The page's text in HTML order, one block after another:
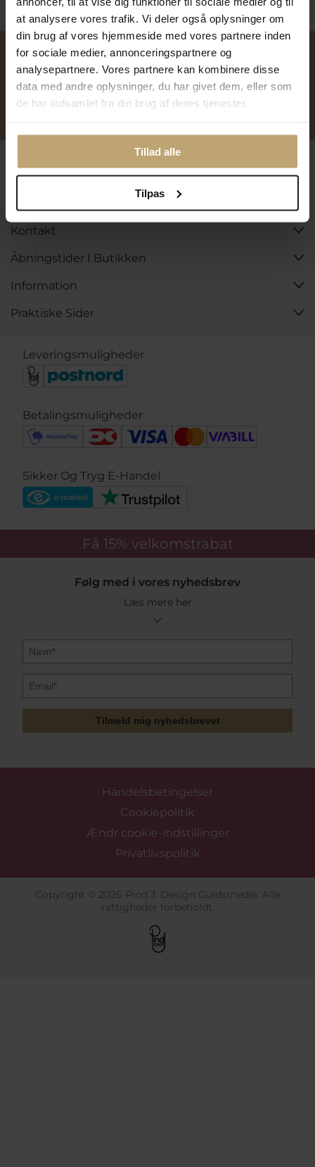
at analysere vores trafik. Vi deler også oplysninger om
din brug af vores hjemmeside med vores partnere inden
for sociale medier, annonceringspartnere og
analysepartnere. Vores partnere kan kombinere disse
data med andre oplysninger, du har givet dem, eller som
de har indsamlet fra din brug af deres tjenester.
Tillad alle
Tilpas
Over 40 års erfaring Mulighed for gravering
Personlig kundeservice
Reparation af smykker og
Kontakt
Åbningstider I Butikken
Information
Praktiske Sider
Leveringsmuligheder
Betalingsmuligheder
Sikker Og Tryg E-Handel
Få 15% velkomstrabat
Følg med i vores nyhedsbrev
Læs mere her
Tilmeld mig nyhedsbrevet
Handelsbetingelser
Cookiepolitik
Ændr cookie-indstillinger
Privatlivspolitik
Copyright © 2026 Pind J. Design Guldsmedie. Alle
rettigheder forbeholdt.